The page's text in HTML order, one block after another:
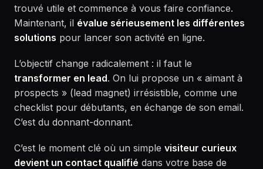
trouvé utile et commence à vous faire confiance.
Maintenant, il évalue sérieusement les différentes
solutions pour lancer son activité en ligne.
L’objectif change radicalement : il faut le
transformer en lead. On lui propose un « aimant à
prospects » (lead magnet) irrésistible, comme une
checklist pour débutants, en échange de son email.
C’est du donnant-donnant.
C’est le moment clé où un simple visiteur curieux
devient un contact qualifié dans votre base de